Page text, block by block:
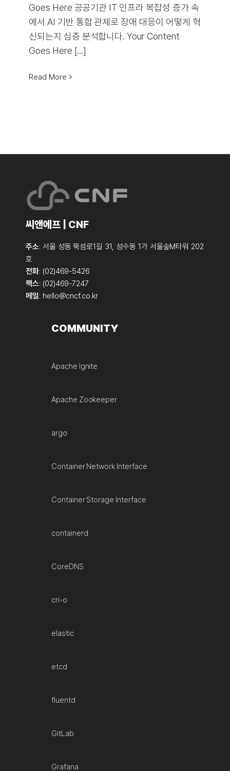
Goes Here 공공기관 IT 인프라 복잡성 증가 속
에서 AI 기반 통합 관제로 장애 대응이 어떻게 혁
신되는지 심층 분석합니다. Your Content
Goes Here [...]
Read More
씨앤에프 | CNF
주소: 서울 성동 뚝섬로1길 31, 성수동 1가 서울숲M타워 202
호
전화: (02)469-5426
팩스: (02)469-7247
메일: hello@cncf.co.kr
COMMUNITY
Apache Ignite
Apache Zookeeper
argo
Container Network Interface
Container Storage Interface
containerd
CoreDNS
cri-o
elastic
etcd
fluentd
GitLab
Grafana